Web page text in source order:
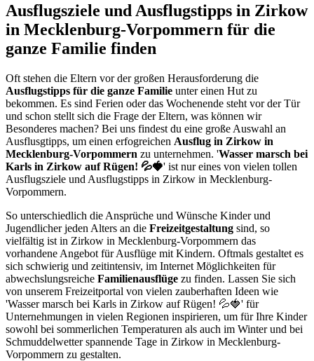
Ausflugsziele und Ausflugstipps in Zirkow
in Mecklenburg-Vorpommern für die
ganze Familie finden
Oft stehen die Eltern vor der großen Herausforderung die
Ausflugstipps für die ganze Familie unter einen Hut zu
bekommen. Es sind Ferien oder das Wochenende steht vor der Tür
und schon stellt sich die Frage der Eltern, was können wir
Besonderes machen? Bei uns findest du eine große Auswahl an
Ausflusgtipps, um einen erfogreichen Ausflug in Zirkow in
Mecklenburg-Vorpommern zu unternehmen. 'Wasser marsch bei
Karls in Zirkow auf Rügen! 💦🍓' ist nur eines von vielen tollen
Ausflugsziele und Ausflugstipps in Zirkow in Mecklenburg-
Vorpommern.
So unterschiedlich die Ansprüche und Wünsche Kinder und
Jugendlicher jeden Alters an die Freizeitgestaltung sind, so
vielfältig ist in Zirkow in Mecklenburg-Vorpommern das
vorhandene Angebot für Ausflüge mit Kindern. Oftmals gestaltet es
sich schwierig und zeitintensiv, im Internet Möglichkeiten für
abwechslungsreiche Familienausflüge zu finden. Lassen Sie sich
von unserem Freizeitportal von vielen zauberhaften Ideen wie
'Wasser marsch bei Karls in Zirkow auf Rügen! 💦🍓' für
Unternehmungen in vielen Regionen inspirieren, um für Ihre Kinder
sowohl bei sommerlichen Temperaturen als auch im Winter und bei
Schmuddelwetter spannende Tage in Zirkow in Mecklenburg-
Vorpommern zu gestalten.